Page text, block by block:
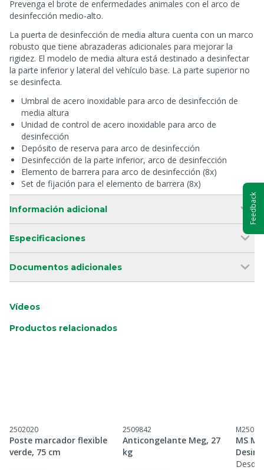
Prevenga el brote de enfermedades animales con el arco de
desinfección medio-alto.
La puerta de desinfección de media altura cuenta con un marco
robusto que tiene abrazaderas adicionales para mejorar la
rigidez. El modelo de media altura está destinado a desinfectar
la parte inferior y lateral del vehículo base. La parte superior no
se desinfecta.
Umbral de acero inoxidable para arco de desinfección de
media altura
Unidad de control de acero inoxidable para arco de
desinfección
Depósito de reserva para arco de desinfección
Desinfección de la parte inferior, arco de desinfección
Elemento de barrera para arco de desinfección (8x)
Set de fijación para el elemento de barrera (8x)
Información adicional
Especificaciones
Documentos adicionales
Vídeos
Productos relacionados
2502020
Poste marcador flexible
verde, 75 cm
2509842
Anticongelante Meg, 27
kg
MS
Desde
Feedback